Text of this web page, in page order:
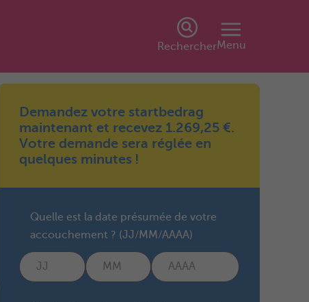
RechercherMenu
Demandez votre startbedrag
maintenant et recevez 1.269,25 €.
Votre demande sera réglée en
quelques minutes !
Quelle est la date présumée de votre
accouchement ? (JJ/MM/AAAA)